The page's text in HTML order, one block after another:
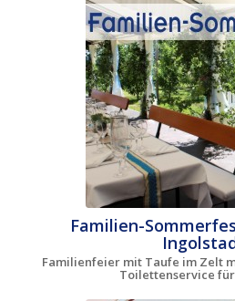
Familien-
Familienfeier mit Taufe im Zelt
Toilettenservice für